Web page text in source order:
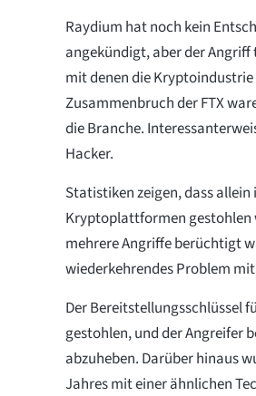
Raydium hat noch kein
angekündigt, aber der
mit denen die
Zusammenbruch der FTX
die Branche.
Hacker.
Statistiken zeigen, dass
Kryptoplattformen gestohlen
mehrere Angriffe berüchtigt
wiederkehrendes Problem
Der Bereitstellungsschlüssel
gestohlen, und der Angreifer
abzuheben. Darüber hinaus
Jahres mit einer ähnlichen